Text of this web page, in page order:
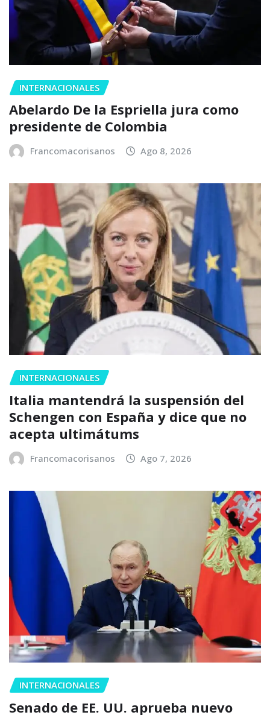
INTERNACIONALES
Abelardo De la Espriella jura como
presidente de Colombia
Francomacorisanos Ago 8, 2026
INTERNACIONALES
Italia mantendrá la suspensión del
Schengen con España y dice que no
acepta ultimátums
Francomacorisanos Ago 7, 2026
INTERNACIONALES
Senado de EE. UU. aprueba nuevo